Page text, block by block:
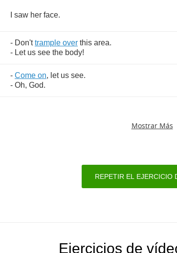
saw her face.
- Don't trample over this area.
- Let us see the body!
- Come on, let us see.
- Oh, God.
Mostrar Más
REPETIR EL EJERCICIO
Ejercicios de